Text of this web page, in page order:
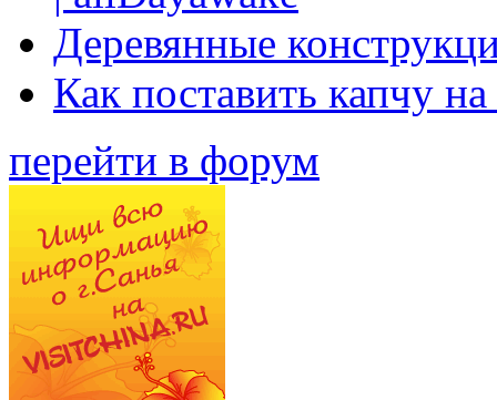
Деревянные
Как поставить капчу
перейти в форум